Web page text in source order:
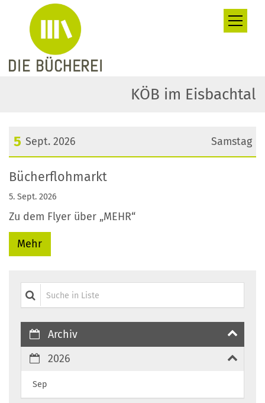
Zum Inhalt springen
KÖB im Eisbachtal
Samstag
5 Sept. 2026
Datum: 5. September 2026
Bücherflohmarkt
5. Sept. 2026
Zu dem Flyer über „MEHR“
Mehr
Suche in Liste
Archiv
2026
Sep